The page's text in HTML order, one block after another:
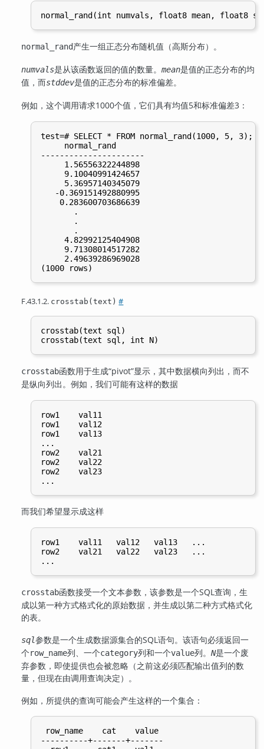
normal_rand产生一组正态分布随机值（高斯分布）。
numvals是从该函数返回的值的数量。mean是值的正态分布的均
值，而stddev是值的正态分布的标准偏差。
例如，这个调用请求1000个值，它们具有均值5和标准偏差3：
test=# SELECT * FROM normal_rand(1000, 5, 3);
     normal_rand
----------------------
     1.56556322244898
     9.10040991424657
     5.36957140345079
   -0.369151492880995
    0.283600703686639
       .
       .
       .
     4.82992125404908
     9.71308014517282
     2.49639286969028
F.43.1.2. crosstab(text) #
crosstab(text sql)
crosstab函数用于生成“pivot”显示，其中数据横向列出，而不
是纵向列出。例如，我们可能有这样的数据
row1    val11
row1    val12
row1    val13
...
row2    val21
row2    val22
row2    val23
而我们希望显示成这样
row1    val11   val12   val13   ...
row2    val21   val22   val23   ...
crosstab函数接受一个文本参数，该参数是一个SQL查询，生
成以第一种方式格式化的原始数据，并生成以第二种方式格式化
的表。
sql参数是一个生成数据源集合的SQL语句。该语句必须返回一
个row_name列、一个category列和一个value列。N是一个废
弃参数，即使提供也会被忽略（之前这必须匹配输出值列的数
量，但现在由调用查询决定）。
例如，所提供的查询可能会产生这样的一个集合：
row_name    cat    value
----------+-------+-------